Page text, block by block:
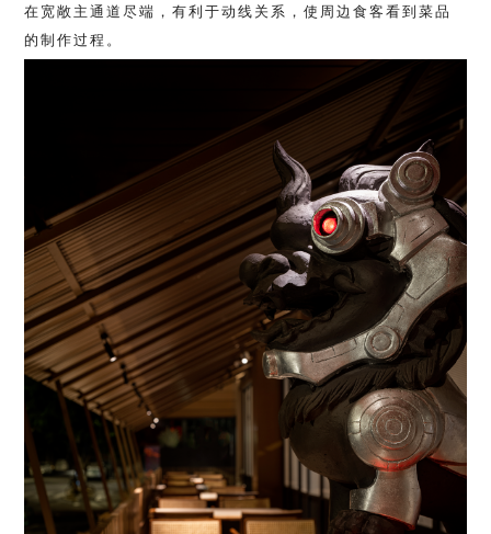
在宽敞主通道尽端，有利于动线关系，使周边食客看到菜品
的制作过程。